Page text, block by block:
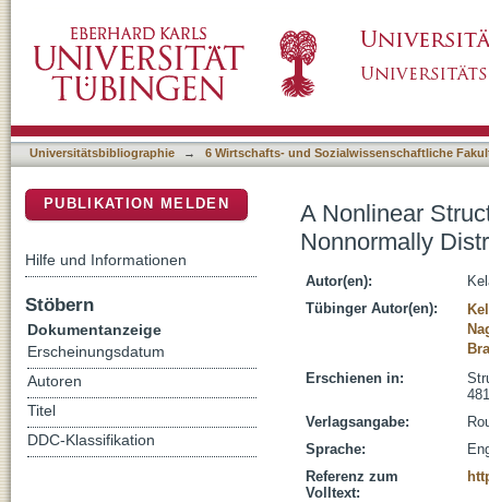
Predictor Variables
Universitätsbibliographie → 6 Wirtschafts- und Sozialwissenschaftliche
A Nonlinear
Nonnormally
Autor(en):
Tübinger Autor(en):
Erschienen in:
481
Verlagsangabe:
Sprache:
Referenz zum
Volltext:
PUBLIKATION MELDEN
Hilfe und Informationen
Stöbern
Dokumentanzeige
Erscheinungsdatum
Autoren
Titel
DDC-Klassifikation